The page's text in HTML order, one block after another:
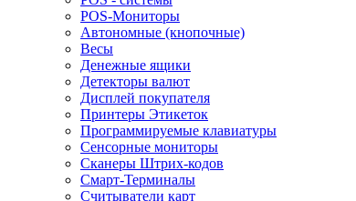
POS-Мониторы
Автономные (кнопочные)
Весы
Денежные ящики
Детекторы валют
Дисплей покупателя
Принтеры Этикеток
Программируемые клавиатуры
Сенсорные мониторы
Сканеры Штрих-кодов
Смарт-Терминалы
Считыватели карт